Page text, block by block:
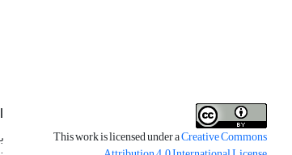
This work is licensed under aCreative Commons